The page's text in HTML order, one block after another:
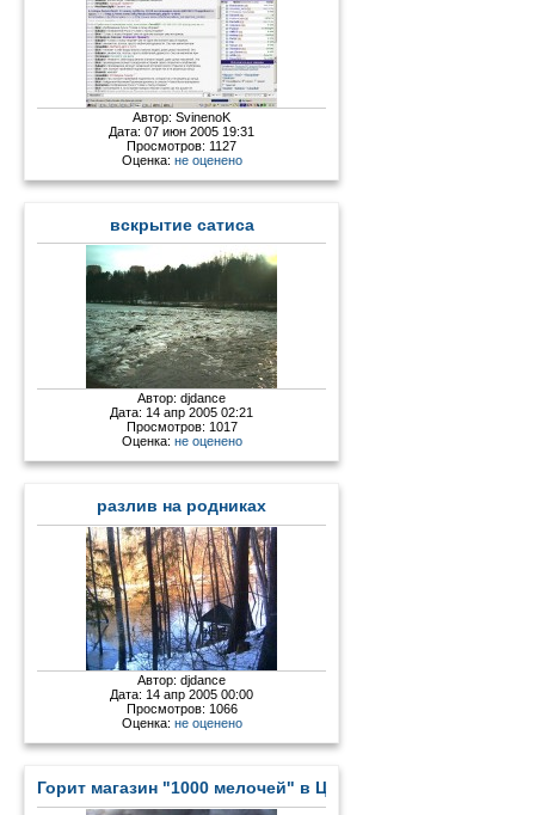
Автор:SvinenoK
Дата: 07 июн 2005 19:31
Просмотров: 1127
Оценка: не оценено
вскрытие сатиса
Автор:djdance
Дата: 14 апр 2005 02:21
Просмотров: 1017
Оценка: не оценено
разлив на родниках
Автор:djdance
Дата: 14 апр 2005 00:00
Просмотров: 1066
Оценка: не оценено
Горит магазин "1000 мелочей" в Цыгановке - 2